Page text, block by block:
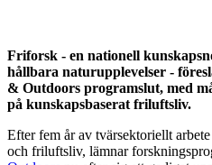
Friforsk - en nationell
hållbara naturupplevelser -
& Outdoors programslut, med
på kunskapsbaserat friluftsliv.
Efter fem år av tvärsektoriellt
och friluftsliv, lämnar